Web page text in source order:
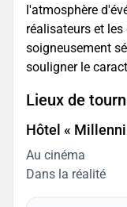
l'atmosphère
réalisateurs et
soigneusement
souligner le
Lieux de
Hôtel «
Au cinéma
Dans la réalité